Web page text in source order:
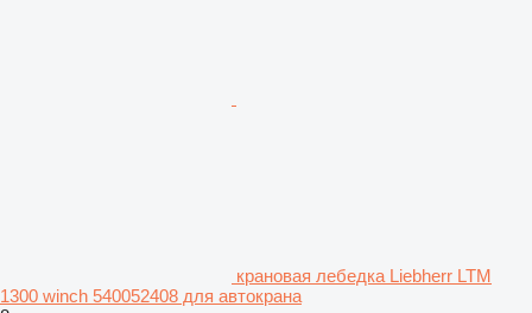
крановая лебедка Liebherr LTM
1300 winch 540052408 для автокрана